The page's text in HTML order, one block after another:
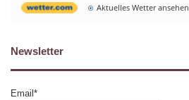
Aktuelles Wetter ansehen
Newsletter
Email*